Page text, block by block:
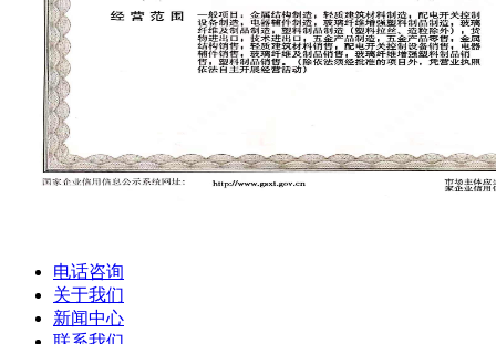
电话咨询
关于我们
新闻中心